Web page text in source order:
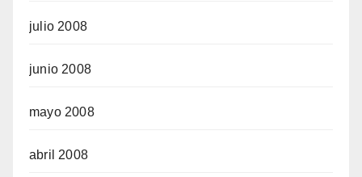
julio 2008
junio 2008
mayo 2008
abril 2008